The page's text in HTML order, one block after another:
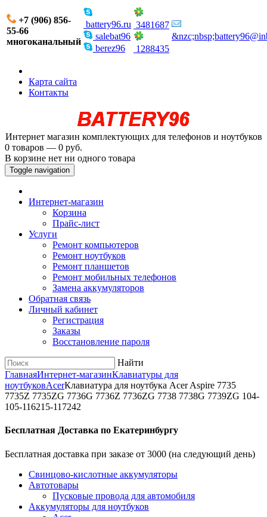
+7 (906) 856-
55-66
многоканальный
battery96.ru
salebat96
berez96
3481687
1288435
Карта сайта
Контакты
Интернет магазин комплектующих для телефонов и ноутбуков
0 товаров — 0 руб.
В корзине нет ни одного товара
Toggle navigation
Интернет-магазин
Корзина
Прайс-лист
Услуги
Ремонт компьютеров
Ремонт ноутбуков
Ремонт планшетов
Ремонт мобильных телефонов
Замена аккумуляторов
Обратная связь
Личный кабинет
Регистрация
Заказы
Восстановление пароля
Найти
ГлавнаяИнтернет-магазинКлавиатуры для
ноутбуковAcerКлавиатура для ноутбука Acer Aspire 7735
7735Z 7735ZG 7736G 7736Z 7736ZG 7738 7738G 7739ZG 104-
105-116215-117242
Бесплатная Доставка по Екатеринбургу
Бесплатная доставка при заказе от 3000 (на следующий день)
Cвинцово-кислотные аккумуляторы
Автотовары
Пусковые провода для автомобиля
Аккумуляторы для ноутбуков